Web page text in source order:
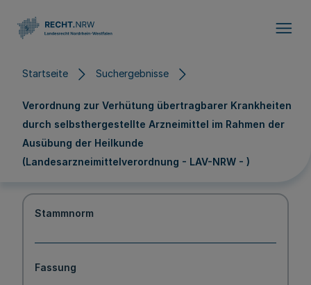
Startseite Suchergebnisse
Verordnung zur Verhütung übertragbarer Krankheiten
durch selbsthergestellte Arzneimittel im Rahmen der
Ausübung der Heilkunde
(Landesarzneimittelverordnung - LAV-NRW - )
Stammnorm
Fassung